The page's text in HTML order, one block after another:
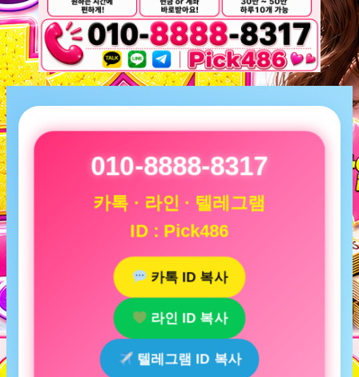
010-8888-8317
카톡 · 라인 · 텔레그램
ID : Pick486
카톡 ID 복사
라인 ID 복사
텔레그램 ID 복사